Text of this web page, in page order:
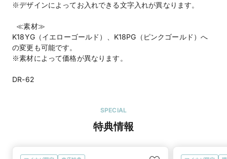
※デザインによってお入れできる文字入れが異なります。
≪素材≫
K18YG（イエローゴールド）、K18PG（ピンクゴールド）へ
の変更も可能です。
※素材によって価格が異なります。
DR-62
SPECIAL
特典情報